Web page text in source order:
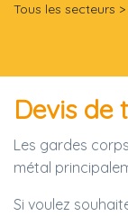
Tous les secteurs >
Devis de
Les gardes
métal
Si voulez